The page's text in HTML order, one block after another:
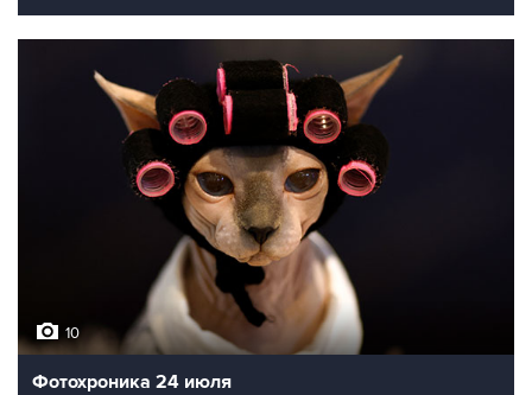
10
Фотохроника 24 июля